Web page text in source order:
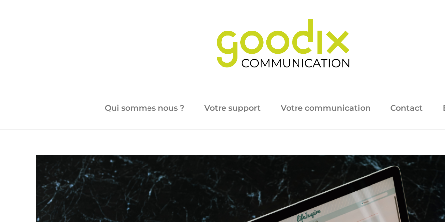
Qui sommes nous ? Votre support Votre communication Contact